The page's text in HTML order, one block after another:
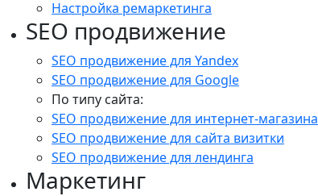
Настройка ремаркетинга
SEO продвижение
SEO продвижение для Yandex
SEO продвижение для Google
По типу сайта:
SEO продвижение для интернет-магазина
SEO продвижение для сайта визитки
SEO продвижение для лендинга
Маркетинг